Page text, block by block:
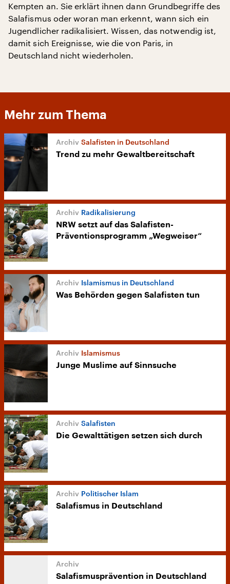
Kempten an. Sie erklärt ihnen dann Grundbegriffe des
Salafismus oder woran man erkennt, wann sich ein
Jugendlicher radikalisiert. Wissen, das notwendig ist,
damit sich Ereignisse, wie die von Paris, in
Deutschland nicht wiederholen.
Mehr zum Thema
Salafisten in Deutschland
Trend zu mehr Gewaltbereitschaft
Radikalisierung
NRW setzt auf das Salafisten-
Präventionsprogramm „Wegweiser“
Islamismus in Deutschland
Was Behörden gegen Salafisten tun
Islamismus
Junge Muslime auf Sinnsuche
Salafisten
Die Gewalttätigen setzen sich durch
Politischer Islam
Salafismus in Deutschland
Salafismusprävention in Deutschland